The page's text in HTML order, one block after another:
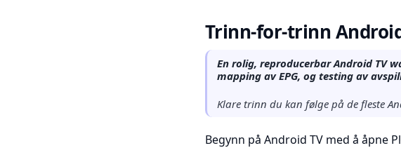
Trinn-for-trinn
En rolig, reproducerbar Android TV
mapping av EPG, og testing av
Klare trinn du kan følge på de fleste
Begynn på Android TV med å åpne